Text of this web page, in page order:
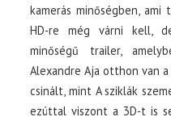
kamerás minőségben,
HD-re még várni kell,
minőségű trailer,
Alexandre Aja otthon van
csinált, mint A sziklák
ezúttal viszont a 3D-t is